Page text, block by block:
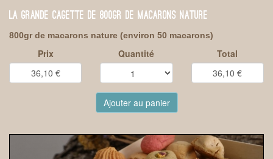
LA GRANDE CAGETTE DE 800GR DE MACARONS NATURE
800gr de macarons nature (environ 50 macarons)
Prix Quantité Total
Ajouter au panier